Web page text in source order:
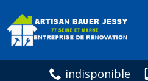
indisponible